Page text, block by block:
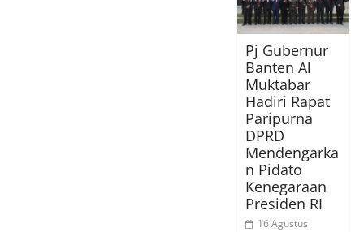
Pj Gubernur
Banten Al
Muktabar
Hadiri Rapat
Paripurna
DPRD
Mendengarka
n Pidato
Kenegaraan
Presiden RI
16 Agustus